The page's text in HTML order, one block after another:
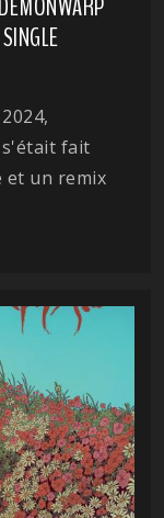
s'était fait
et un remix